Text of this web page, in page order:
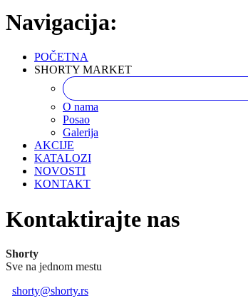
Navigacija:
POČETNA
SHORTY MARKET
O nama
Posao
Galerija
AKCIJE
KATALOZI
NOVOSTI
KONTAKT
Kontaktirajte nas
Shorty
Sve na jednom mestu
shorty@shorty.rs